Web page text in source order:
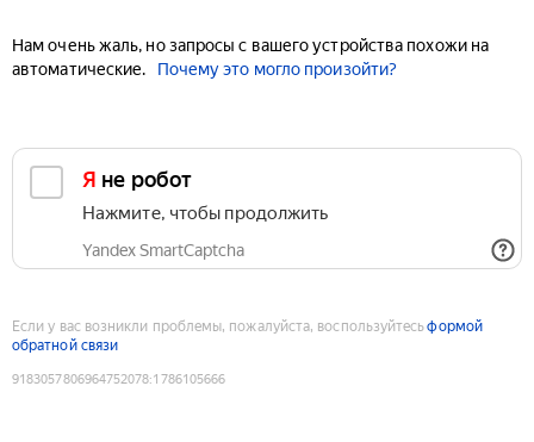
Нам очень жаль, но запросы с вашего устройства похожи на
автоматические.
Почему это могло произойти?
Я не робот
Нажмите, чтобы продолжить
Yandex SmartCaptcha
Если у вас возникли проблемы, пожалуйста, воспользуйтесьформой
обратной связи
9183057806964752078:1786105666